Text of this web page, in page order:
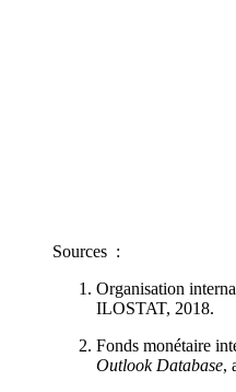
Sources :
Organisation
ILOSTAT, 2018.
Fonds monétaire
Outlook Database,